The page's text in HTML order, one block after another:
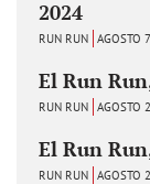
2024
RUN RUN AGOSTO
El Run
RUN RUN AGOSTO
El Run
RUN RUN AGOSTO